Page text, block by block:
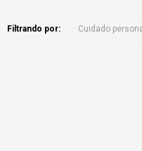
Filtrando por: Cuidado